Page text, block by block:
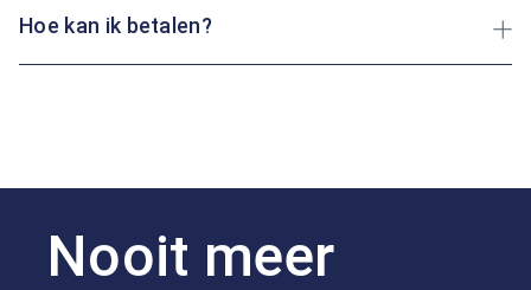
Hoe kan ik betalen?
Nooit meer